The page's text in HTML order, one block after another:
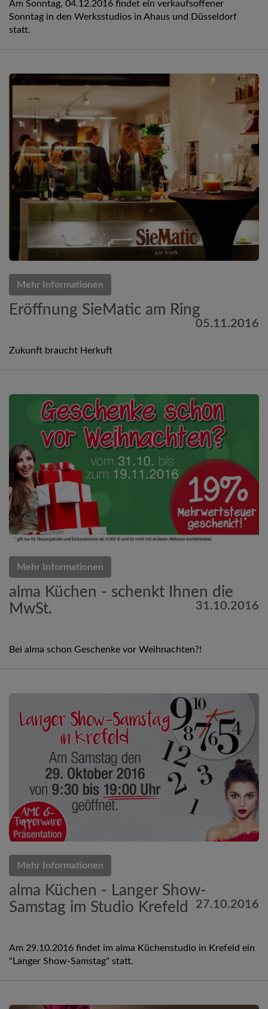
Am Sonntag, 04.12.2016 findet ein verkaufsoffener
Sonntag in den Werksstudios in Ahaus und Düsseldorf
statt.
Mehr Informationen
Eröffnung SieMatic am Ring
05.11.2016
Zukunft braucht Herkuft
Mehr Informationen
alma Küchen - schenkt Ihnen die
MwSt.
31.10.2016
Bei alma schon Geschenke vor Weihnachten?!
Mehr Informationen
alma Küchen - Langer Show-
Samstag im Studio Krefeld
27.10.2016
Am 29.10.2016 findet im alma Küchenstudio in Krefeld ein
"Langer Show-Samstag" statt.